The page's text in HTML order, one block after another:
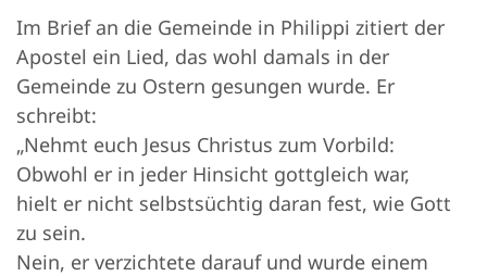
Im Brief an die Gemeinde in Philippi zitiert der
Apostel ein Lied, das wohl damals in der
Gemeinde zu Ostern gesungen wurde. Er
schreibt:
„Nehmt euch Jesus Christus zum Vorbild:
Obwohl er in jeder Hinsicht gottgleich war,
hielt er nicht selbstsüchtig daran fest, wie Gott
zu sein.
Nein, er verzichtete darauf und wurde einem